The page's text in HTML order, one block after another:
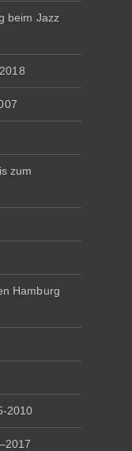
beim Jazz
zum
Hamburg
2010